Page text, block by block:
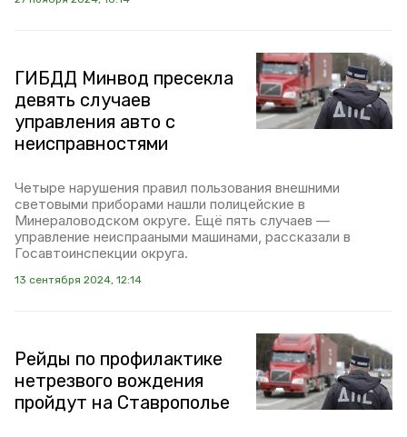
ГИБДД Минвод пресекла
девять случаев
управления авто с
неисправностями
Четыре нарушения правил пользования внешними
световыми приборами нашли полицейские в
Минераловодском округе. Ещё пять случаев —
управление неиспрааными машинами, рассказали в
Госавтоинспекции округа.
13 сентября 2024, 12:14
Рейды по профилактике
нетрезвого вождения
пройдут на Ставрополье